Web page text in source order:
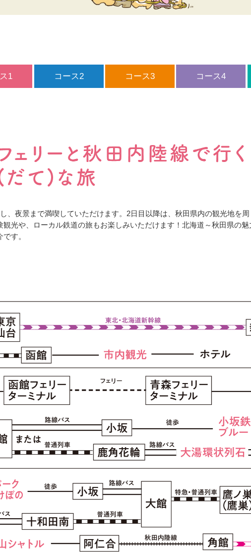
1 コース2 コース3 コース4
、夜景まで満喫していただけます。2日目以降は、秋田県内の観光地を周
観光や、ローカル鉄道の旅もお楽しみいただけます！北海道～秋田県の魅
す。